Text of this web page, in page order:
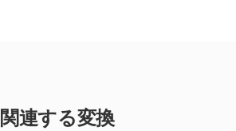
関連する変換